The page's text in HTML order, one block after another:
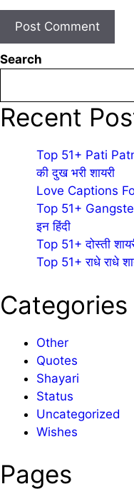
Search
Recent
Top 51+ Pati
की दुख भरी शायरी
Love Captions
Top 51+
इन हिंदी
Top 51+ दोस्ती
Top 51+ राधे राधे
Categories
Other
Quotes
Shayari
Status
Uncategorized
Wishes
Pages